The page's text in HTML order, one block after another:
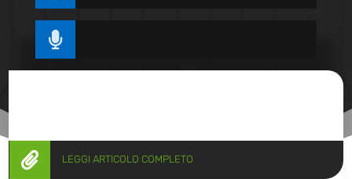

 LEGGI ARTICOLO COMPLETO